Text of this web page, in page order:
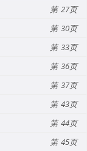
27
30
33
36
37
43
44
45